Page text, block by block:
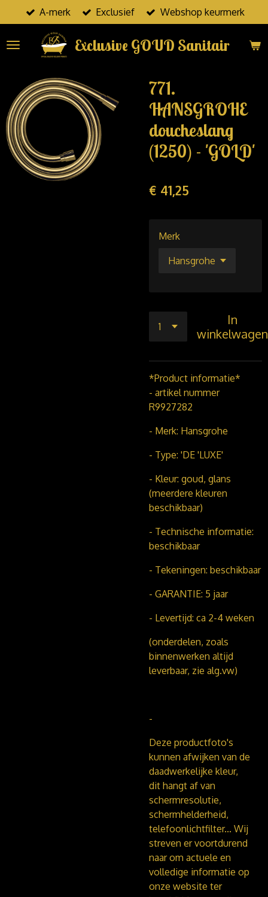
direct
naar
Exclusive GOUD Sanitair
A-merk Exclusief Webshop keurmerk
771.
HANSGROHE
doucheslang
(1250) - 'GOLD'
€ 41,25
Merk
In
winkelwagen
*Product informatie*
- artikel nummer
R9927282
- Merk: Hansgrohe
- Type: 'DE 'LUXE'
- Kleur: goud, glans
(meerdere kleuren
beschikbaar)
- Technische informatie:
beschikbaar
- Tekeningen: beschikbaar
- GARANTIE: 5 jaar
- Levertijd: ca 2-4 weken
(onderdelen, zoals
binnenwerken altijd
leverbaar, zie alg.vw)
-
Deze productfoto's
kunnen afwijken van de
daadwerkelijke kleur,
dit hangt af van
schermresolutie,
schermhelderheid,
telefoonlichtfilter... Wij
streven er voortdurend
naar om actuele en
volledige informatie op
onze website ter